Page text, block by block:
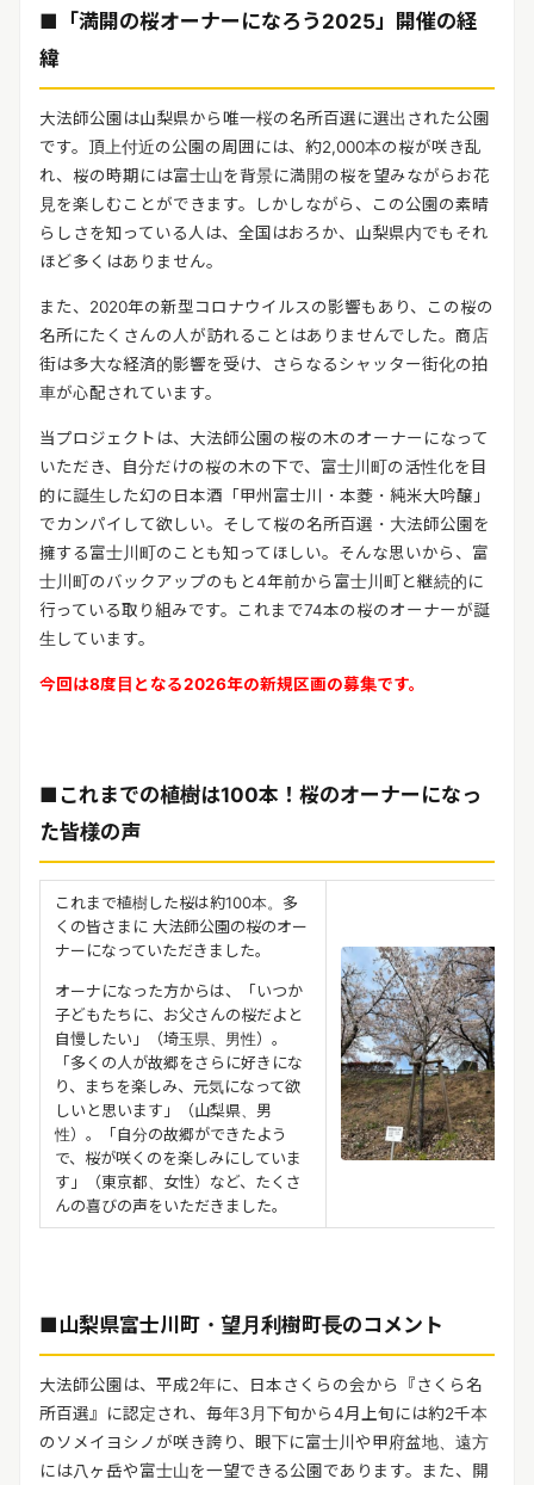
■「満開の桜オーナーになろう2025」開催の経
緯
大法師公園は山梨県から唯一桜の名所百選に選出された公園
です。頂上付近の公園の周囲には、約2,000本の桜が咲き乱
れ、桜の時期には富士山を背景に満開の桜を望みながらお花
見を楽しむことができます。しかしながら、この公園の素晴
らしさを知っている人は、全国はおろか、山梨県内でもそれ
ほど多くはありません。
また、2020年の新型コロナウイルスの影響もあり、この桜の
名所にたくさんの人が訪れることはありませんでした。商店
街は多大な経済的影響を受け、さらなるシャッター街化の拍
車が心配されています。
当プロジェクトは、大法師公園の桜の木のオーナーになって
いただき、自分だけの桜の木の下で、富士川町の活性化を目
的に誕生した幻の日本酒「甲州富士川・本菱・純米大吟醸」
でカンパイして欲しい。そして桜の名所百選・大法師公園を
擁する富士川町のことも知ってほしい。そんな思いから、富
士川町のバックアップのもと4年前から富士川町と継続的に
行っている取り組みです。これまで74本の桜のオーナーが誕
生しています。
今回は8度目となる2026年の新規区画の募集です。
■これまでの植樹は100本！桜のオーナーになっ
た皆様の声
これまで植樹した桜は約100本。多
くの皆さまに 大法師公園の桜のオー
ナーになっていただきました。
オーナになった方からは、「いつか
子どもたちに、お父さんの桜だよと
自慢したい」（埼玉県、男性）。
「多くの人が故郷をさらに好きにな
り、まちを楽しみ、元気になって欲
しいと思います」（山梨県、男
性）。「自分の故郷ができたよう
で、桜が咲くのを楽しみにしていま
す」（東京都、女性）など、たくさ
んの喜びの声をいただきました。
■山梨県富士川町・望月利樹町長のコメント
大法師公園は、平成2年に、日本さくらの会から『さくら名
所百選』に認定され、毎年3月下旬から4月上旬には約2千本
のソメイヨシノが咲き誇り、眼下に富士川や甲府盆地、遠方
には八ヶ岳や富士山を一望できる公園であります。また、開